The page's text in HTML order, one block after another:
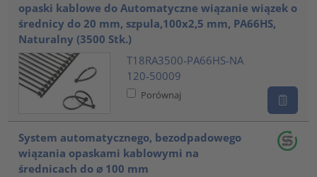
opaski kablowe do Automatyczne wiązanie wiązek o
średnicy do 20 mm, szpula,100x2,5 mm, PA66HS,
Naturalny (3500 Stk.)
T18RA3500-PA66HS-NA
120-50009
Porównaj
System automatycznego, bezodpadowego
wiązania opaskami kablowymi na
średnicach do ⌀ 100 mm